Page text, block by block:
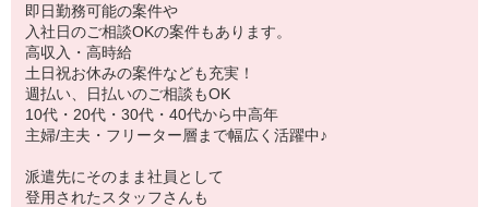
即日勤務可能の案件や
入社日のご相談OKの案件もあります。
高収入・高時給
土日祝お休みの案件なども充実！
週払い、日払いのご相談もOK
10代・20代・30代・40代から中高年
主婦/主夫・フリーター層まで幅広く活躍中♪
派遣先にそのまま社員として
登用されたスタッフさんも